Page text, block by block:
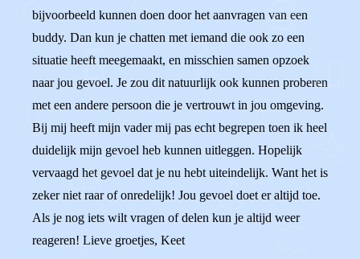
bijvoorbeeld kunnen doen door het aanvragen van een
buddy. Dan kun je chatten met iemand die ook zo een
situatie heeft meegemaakt, en misschien samen opzoek
naar jou gevoel. Je zou dit natuurlijk ook kunnen proberen
met een andere persoon die je vertrouwt in jou omgeving.
Bij mij heeft mijn vader mij pas echt begrepen toen ik heel
duidelijk mijn gevoel heb kunnen uitleggen. Hopelijk
vervaagd het gevoel dat je nu hebt uiteindelijk. Want het is
zeker niet raar of onredelijk! Jou gevoel doet er altijd toe.
Als je nog iets wilt vragen of delen kun je altijd weer
reageren! Lieve groetjes, Keet